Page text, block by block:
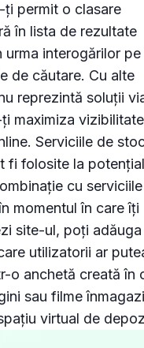
ți permit o clasare
în lista de rezultate
urma interogărilor pe
de căutare. Cu alte
reprezintă soluții
maximiza
Serviciile de
fi folosite la
cu
momentul în care îți
site-ul, poți adăuga
utilizatorii ar
o anchetă creată în
sau filme
virtual de